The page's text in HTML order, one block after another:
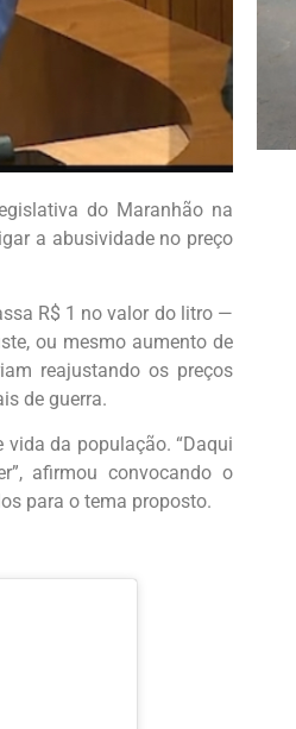
do Maranhão na
a abusividade no preço
R$ 1 no valor do litro —
ou mesmo aumento de
reajustando os preços
de guerra.
da população. “Daqui
afirmou convocando o
para o tema proposto.